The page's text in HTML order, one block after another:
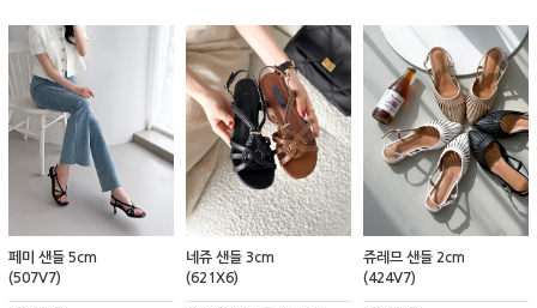
페미 샌들 5cm
(507V7)
네쥬 샌들 3cm
(621X6)
쥬레므 샌들 2cm
(424V7)